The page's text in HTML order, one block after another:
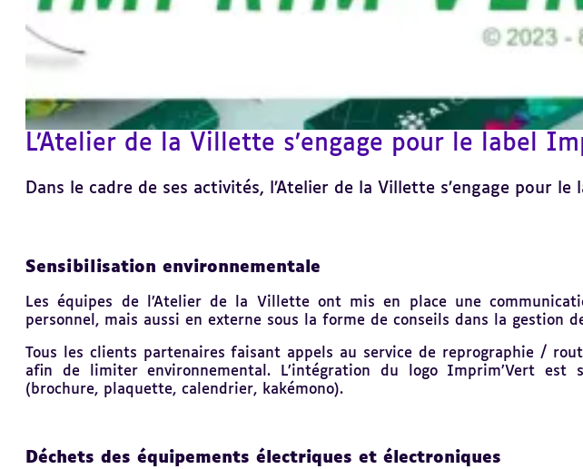
L’Atelier de la Villette s’engage pour le label
Dans le cadre de ses activités, l’Atelier de la Villette s’engage pour le
Sensibilisation environnementale
Les équipes de l’Atelier de la Villette ont mis en place une
personnel, mais aussi en externe sous la forme de conseils dans la gestion
Tous les clients partenaires faisant appels au service de reprographie /
afin de limiter environnemental. L’intégration du logo Imprim’Vert est
(brochure, plaquette, calendrier, kakémono).
Déchets des équipements électriques et électroniques
au